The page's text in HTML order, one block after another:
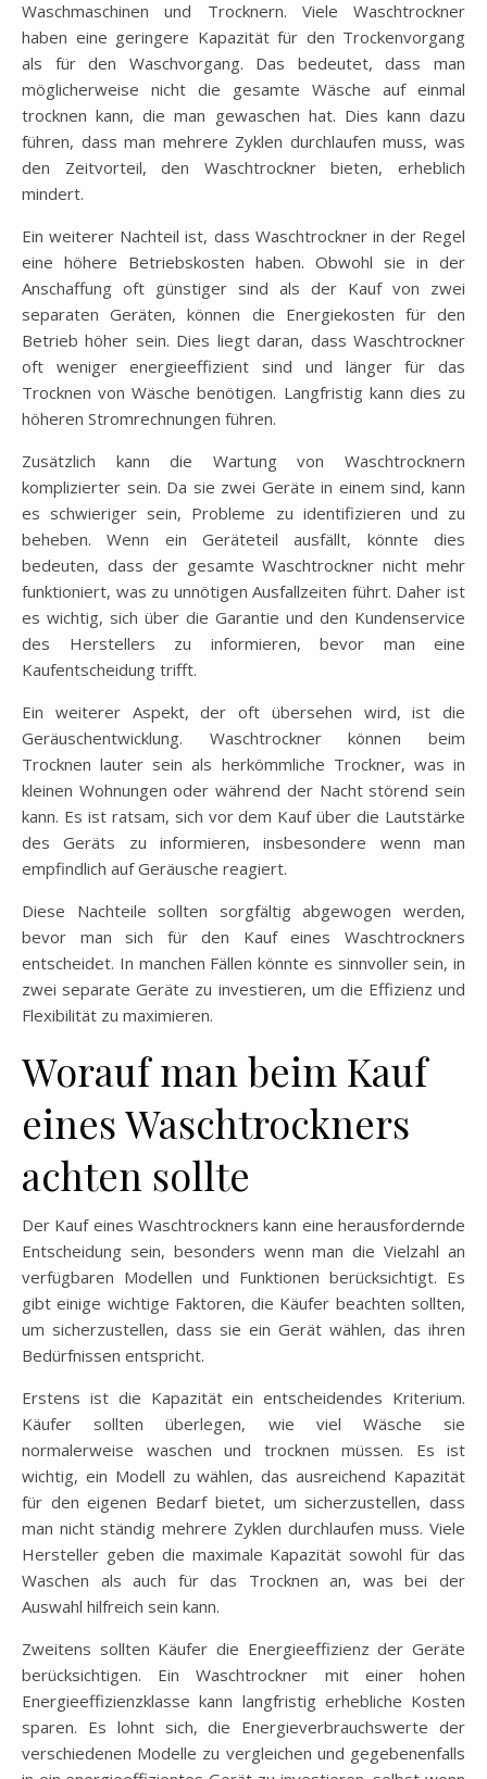
Waschmaschinen und Trocknern. Viele Waschtrockner
haben eine geringere Kapazität für den Trockenvorgang
als für den Waschvorgang. Das bedeutet, dass man
möglicherweise nicht die gesamte Wäsche auf einmal
trocknen kann, die man gewaschen hat. Dies kann dazu
führen, dass man mehrere Zyklen durchlaufen muss, was
den Zeitvorteil, den Waschtrockner bieten, erheblich
mindert.
Ein weiterer Nachteil ist, dass Waschtrockner in der Regel
eine höhere Betriebskosten haben. Obwohl sie in der
Anschaffung oft günstiger sind als der Kauf von zwei
separaten Geräten, können die Energiekosten für den
Betrieb höher sein. Dies liegt daran, dass Waschtrockner
oft weniger energieeffizient sind und länger für das
Trocknen von Wäsche benötigen. Langfristig kann dies zu
höheren Stromrechnungen führen.
Zusätzlich kann die Wartung von Waschtrocknern
komplizierter sein. Da sie zwei Geräte in einem sind, kann
es schwieriger sein, Probleme zu identifizieren und zu
beheben. Wenn ein Geräteteil ausfällt, könnte dies
bedeuten, dass der gesamte Waschtrockner nicht mehr
funktioniert, was zu unnötigen Ausfallzeiten führt. Daher ist
es wichtig, sich über die Garantie und den Kundenservice
des Herstellers zu informieren, bevor man eine
Kaufentscheidung trifft.
Ein weiterer Aspekt, der oft übersehen wird, ist die
Geräuschentwicklung. Waschtrockner können beim
Trocknen lauter sein als herkömmliche Trockner, was in
kleinen Wohnungen oder während der Nacht störend sein
kann. Es ist ratsam, sich vor dem Kauf über die Lautstärke
des Geräts zu informieren, insbesondere wenn man
empfindlich auf Geräusche reagiert.
Diese Nachteile sollten sorgfältig abgewogen werden,
bevor man sich für den Kauf eines Waschtrockners
entscheidet. In manchen Fällen könnte es sinnvoller sein, in
zwei separate Geräte zu investieren, um die Effizienz und
Flexibilität zu maximieren.
Worauf man beim Kauf
eines Waschtrockners
achten sollte
Der Kauf eines Waschtrockners kann eine herausfordernde
Entscheidung sein, besonders wenn man die Vielzahl an
verfügbaren Modellen und Funktionen berücksichtigt. Es
gibt einige wichtige Faktoren, die Käufer beachten sollten,
um sicherzustellen, dass sie ein Gerät wählen, das ihren
Bedürfnissen entspricht.
Erstens ist die Kapazität ein entscheidendes Kriterium.
Käufer sollten überlegen, wie viel Wäsche sie
normalerweise waschen und trocknen müssen. Es ist
wichtig, ein Modell zu wählen, das ausreichend Kapazität
für den eigenen Bedarf bietet, um sicherzustellen, dass
man nicht ständig mehrere Zyklen durchlaufen muss. Viele
Hersteller geben die maximale Kapazität sowohl für das
Waschen als auch für das Trocknen an, was bei der
Auswahl hilfreich sein kann.
Zweitens sollten Käufer die Energieeffizienz der Geräte
berücksichtigen. Ein Waschtrockner mit einer hohen
Energieeffizienzklasse kann langfristig erhebliche Kosten
sparen. Es lohnt sich, die Energieverbrauchswerte der
verschiedenen Modelle zu vergleichen und gegebenenfalls